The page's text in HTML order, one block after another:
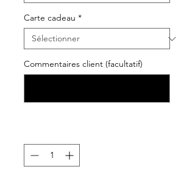
Carte cadeau *
Commentaires client (facultatif)